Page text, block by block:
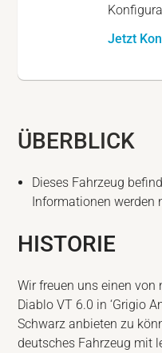
Jetzt
ÜBERBLICK
Dieses Fahrzeug
Informationen werden
HISTORIE
Wir freuen uns einen
Diablo VT 6.0 in ‘Grigio
Schwarz anbieten zu
deutsches Fahrzeug mit